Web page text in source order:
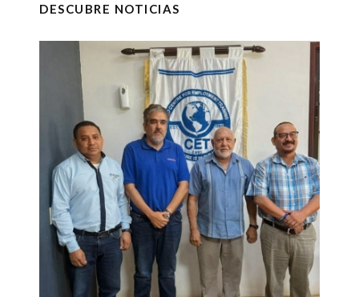
DESCUBRE NOTICIAS